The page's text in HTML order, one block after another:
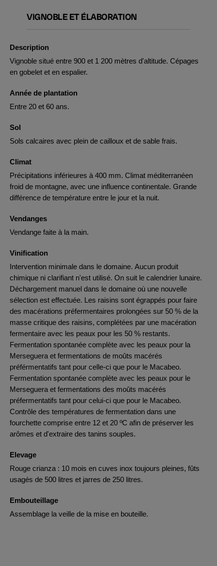
VIGNOBLE ET ÉLABORATION
Description
Vignoble situé entre 900 et 1 200 mètres d'altitude. Cépages
en gobelet et en espalier.
Année de plantation
Entre 20 et 60 ans.
Sol
Sols calcaires avec plein de cailloux et de sable frais.
Climat
Précipitations inférieures à 400 mm. Climat méditerranéen
froid de montagne, avec une influence continentale. Grande
différence de température entre le jour et la nuit.
Vendanges
Vendange faite à la main.
Vinification
Intervention minimale dans le domaine. Aucun produit
chimique ni clarifiant n'est utilisé. On suit le calendrier lunaire.
Déchargement manuel dans le domaine où une nouvelle
sélection est effectuée. Les raisins sont égrappés pour faire
des macérations préfermentaires prolongées sur 50 % de la
masse critique des raisins, complétées par une macération
fermentaire avec les peaux pour les 50 % restants.
Fermentation spontanée complète avec les peaux pour la
Merseguera et fermentations de moûts macérés
préférmentatifs tant pour celle-ci que pour le Macabeo.
Fermentation spontanée complète avec les peaux pour le
Merseguera et fermentations des moûts macérés
préfermentatifs tant pour celui-ci que pour le Macabeo.
Contrôle des températures de fermentation dans une
fourchette comprise entre 12 et 20 ºC afin de préserver les
arômes et d'extraire des tanins souples.
Elevage
Rouge crianza : 10 mois en cuves inox toujours pleines, fûts
usagés de 500 litres et jarres de 250 litres.
Embouteillage
Assemblage la veille de la mise en bouteille.